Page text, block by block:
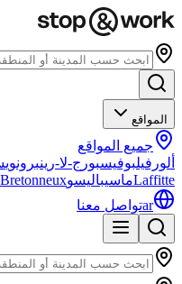
المواقع
جميع المواقع
ألورفيلبوفيسبورج-لا-رينبرونوي
Laffitteماسيباليسو
arتواصل معنا